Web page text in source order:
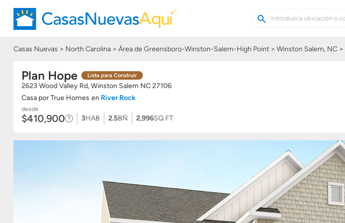
Buscar
casas
Buscar
Casas Nuevas North Carolina Área de Greensboro-Winston-Salem-High Point Winston Salem, NC
Plan Hope Lista para Construir
2623 Wood Valley Rd, Winston Salem NC27106
Casa por True Homes en River Rock
desde
$410,900 3HAB 2.5BÑ 2,996SQ FT